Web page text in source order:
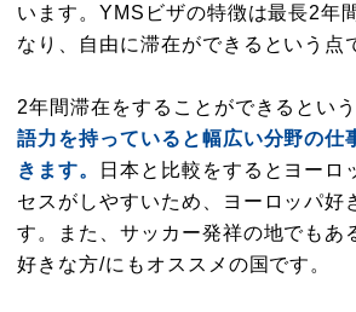
います。YMSビザの特徴は最長2年
なり、自由に滞在ができるという点
2年間滞在をすることができるとい
語力を持っていると幅広い分野の仕
きます。
日本と比較をするとヨーロ
セスがしやすいため、ヨーロッパ好
す。また、サッカー発祥の地でもあ
好きな方/にもオススメの国です。